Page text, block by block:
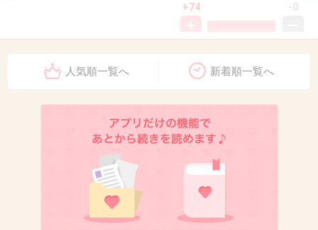
+74
2019/06/20(木) 18:53:04
就業時間が終わったら、その後は職場の人間と
は一切関わり合いたくないわ。
人気順一覧へ 新着順一覧へ